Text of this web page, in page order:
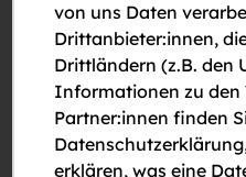
€ 1.520Miete mit
Wunderbare
von uns Daten
Drittanbieter:innen,
Drittländern (z.B. den
Informationen zu den
Partner:innen finden
erklären, was eine